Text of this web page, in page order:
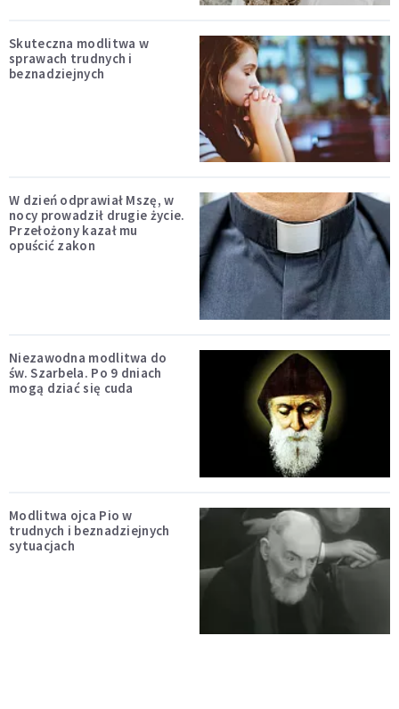
Skuteczna modlitwa w
sprawach trudnych i
beznadziejnych
W dzień odprawiał Mszę, w
nocy prowadził drugie życie.
Przełożony kazał mu
opuścić zakon
Niezawodna modlitwa do
św. Szarbela. Po 9 dniach
mogą dziać się cuda
Modlitwa ojca Pio w
trudnych i beznadziejnych
sytuacjach